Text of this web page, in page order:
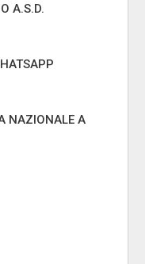
A.S.D.
NAZIONALE A